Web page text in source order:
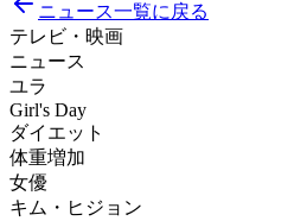
ニュース一覧に戻る
テレビ・映画
ニュース
ユラ
Girl's Day
ダイエット
体重増加
女優
キム・ヒジョン